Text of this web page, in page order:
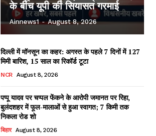
के बीच यूपी की सियासत गरमाई
Ainnews1 - August 8, 2026
दिल्ली में मॉनसून का कहर: अगस्त के पहले 7 दिनों में 127
मिमी बारिश, 15 साल का रिकॉर्ड टूटा
NCR August 8, 2026
पप्पू यादव पर चप्पल फेंकने के आरोपी जमानत पर रिहा,
बुलंदशहर में फूल-मालाओं से हुआ स्वागत; 7 किमी तक
निकला रोड शो
बिहार August 8, 2026